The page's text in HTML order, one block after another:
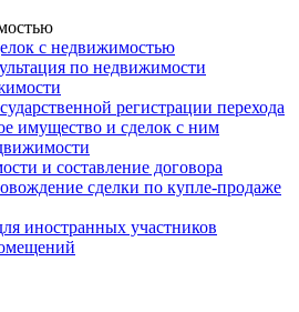
с недвижимостью
по недвижимости
регистрации перехода
имущество и сделок с ним
и составление договора
сделки по купле-продаже
иностранных участников